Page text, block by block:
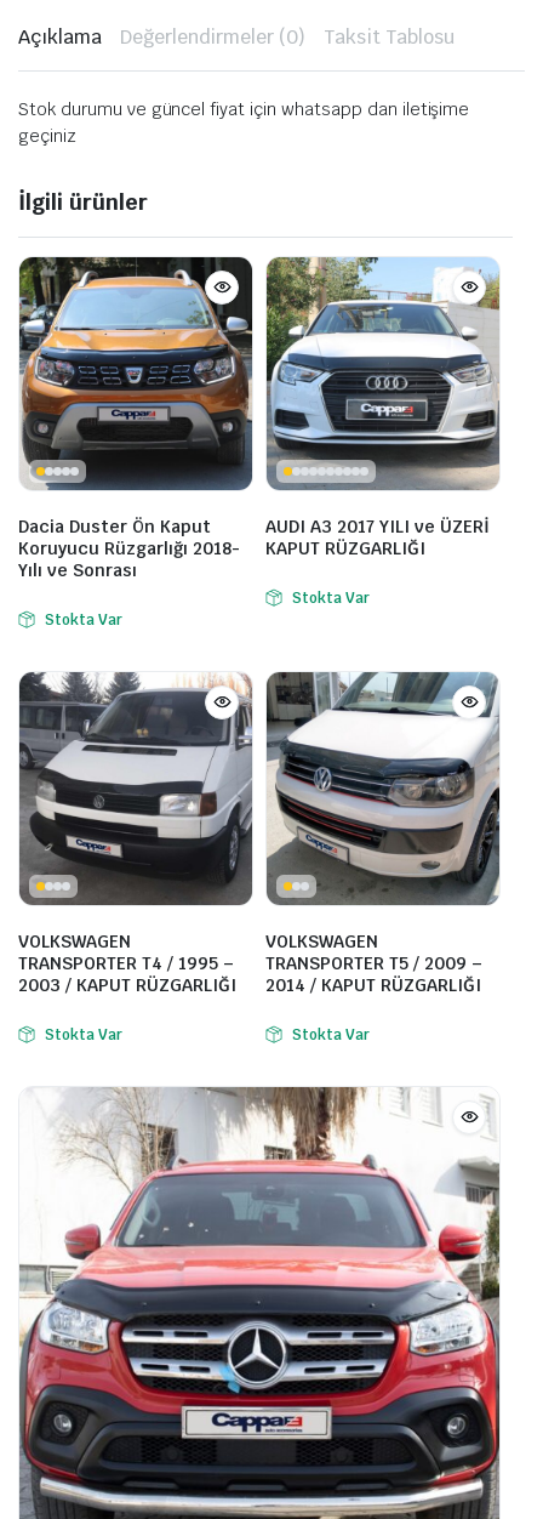
Açıklama Değerlendirmeler (0) Taksit Tablosu
Stok durumu ve güncel fiyat için whatsapp dan iletişime
geçiniz
İlgili ürünler
Dacia Duster Ön Kaput
Koruyucu Rüzgarlığı 2018-
Yılı ve Sonrası
Stokta Var
AUDI A3 2017 YILI ve ÜZERİ
KAPUT RÜZGARLIĞI
Stokta Var
VOLKSWAGEN
TRANSPORTER T4 / 1995 –
2003 / KAPUT RÜZGARLIĞI
Stokta Var
VOLKSWAGEN
TRANSPORTER T5 / 2009 –
2014 / KAPUT RÜZGARLIĞI
Stokta Var